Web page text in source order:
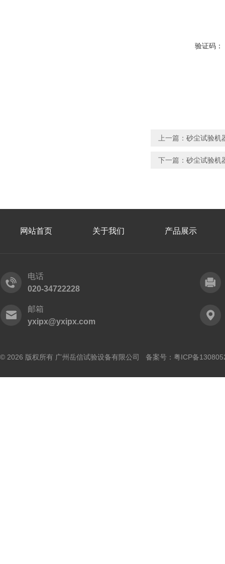
验证码：
上一篇： 砂尘试验机
下一篇： 砂尘试验机
网站首页 关于我们 产品展示
电话
020-34722228
邮箱
yxipx@yxipx.com
© 2026 版权所有 广州岳信试验设备有限公司 备案号： 粤ICP备